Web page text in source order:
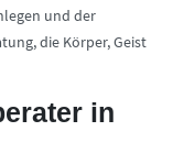
und der
die Körper, Geist
in